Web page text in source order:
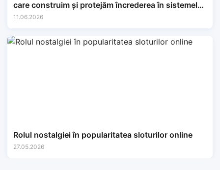
care construim și protejăm încrederea în sistemele
financiare.
11.06.2026
Rolul nostalgiei în popularitatea sloturilor online
27.05.2026